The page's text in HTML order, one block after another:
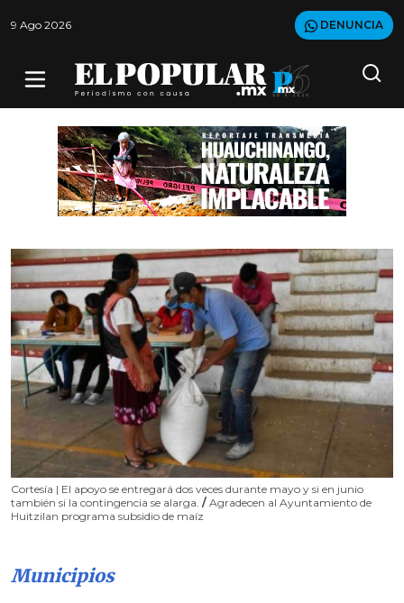
9 Ago 2026 DENUNCIA
Cortesía | El apoyo se entregará dos veces durante mayo y si en junio
también si la contingencia se alarga. / Agradecen al Ayuntamiento de
Huitzilan programa subsidio de maíz
Municipios